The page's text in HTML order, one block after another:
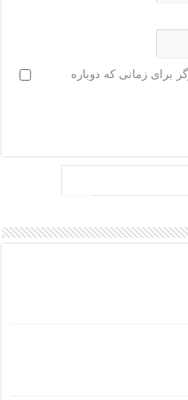
برای زمانی که دوباره